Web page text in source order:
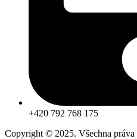
+420 792 768 175
Copyright © 2025. Všechna práva